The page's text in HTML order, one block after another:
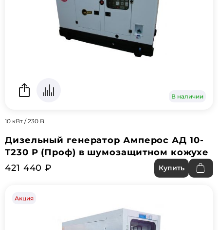
В наличии
10 кВт / 230 В
Дизельный генератор Амперос АД 10-
Т230 P (Проф) в шумозащитном кожухе
421 440 ₽
Купить
Акция